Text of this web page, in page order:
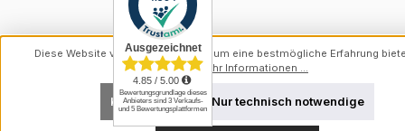
Diese Website verwendet Cookies, um eine bestmögliche Erfahrung
können.Mehr Informationen ...
Nur technisch notwendige
Konfigurieren